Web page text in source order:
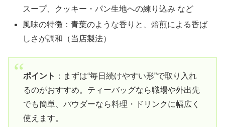
スープ、クッキー・パン生地への練り込み など
風味の特徴：青葉のような香りと、焙煎による香ば
しさが調和（当店製法）
ポイント ：まずは“毎日続けやすい形”で取り入れ
るのがおすすめ。ティーバッグなら職場や外出先
でも簡単、パウダーなら料理・ドリンクに幅広く
使えます。